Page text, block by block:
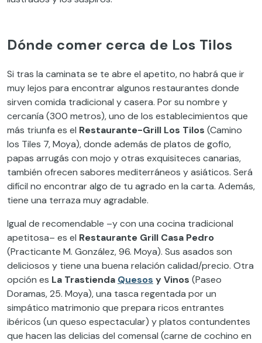
Dónde comer cerca de Los Tilos
Si tras la caminata se te abre el apetito, no habrá que ir
muy lejos para encontrar algunos restaurantes donde
sirven comida tradicional y casera. Por su nombre y
cercanía (300 metros), uno de los establecimientos que
más triunfa es el Restaurante-Grill Los Tilos (Camino
los Tiles 7, Moya), donde además de platos de gofio,
papas arrugás con mojo y otras exquisiteces canarias,
también ofrecen sabores mediterráneos y asiáticos. Será
difícil no encontrar algo de tu agrado en la carta. Además,
tiene una terraza muy agradable.
Igual de recomendable –y con una cocina tradicional
apetitosa– es el Restaurante Grill Casa Pedro
(Practicante M. González, 96. Moya). Sus asados son
deliciosos y tiene una buena relación calidad/precio. Otra
opción es La Trastienda Quesos y Vinos (Paseo
Doramas, 25. Moya), una tasca regentada por un
simpático matrimonio que prepara ricos entrantes
ibéricos (un queso espectacular) y platos contundentes
que hacen las delicias del comensal (carne de cochino en